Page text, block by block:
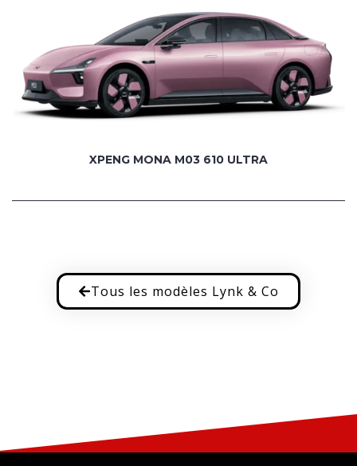
XPENG MONA M03 610 ULTRA
Tous les modèles Lynk & Co